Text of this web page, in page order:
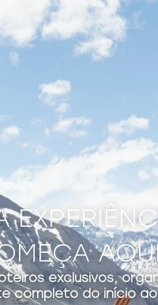
exclusivos,
completo do início